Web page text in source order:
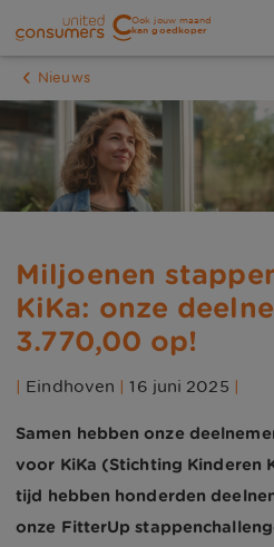
Ook jouw maand
kan goedkoper
Nieuws
Miljoenen
KiKa: onze
3.770,00 op!
| Eindhoven |16 juni 2025 |
Samen hebben onze
voor KiKa (Stichting Kinderen
tijd hebben honderden
onze FitterUp